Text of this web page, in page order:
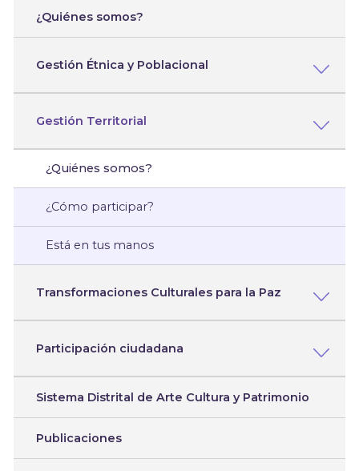
¿Quiénes somos?
Gestión Étnica y Poblacional
Gestión Territorial
¿Quiénes somos?
¿Cómo participar?
Está en tus manos
Transformaciones Culturales para la Paz
Participación ciudadana
Sistema Distrital de Arte Cultura y Patrimonio
Publicaciones